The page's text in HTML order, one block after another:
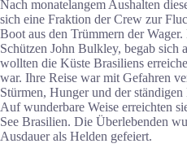
Nach monatelangem Aushalten
sich eine Fraktion der Crew zur
Boot aus den Trümmern der
Schützen John Bulkley, begab sich
wollten die Küste Brasiliens
war. Ihre Reise war mit Gefahren
Stürmen, Hunger und der
Auf wunderbare Weise erreichten
See Brasilien. Die Überlebenden
Ausdauer als Helden gefeiert.